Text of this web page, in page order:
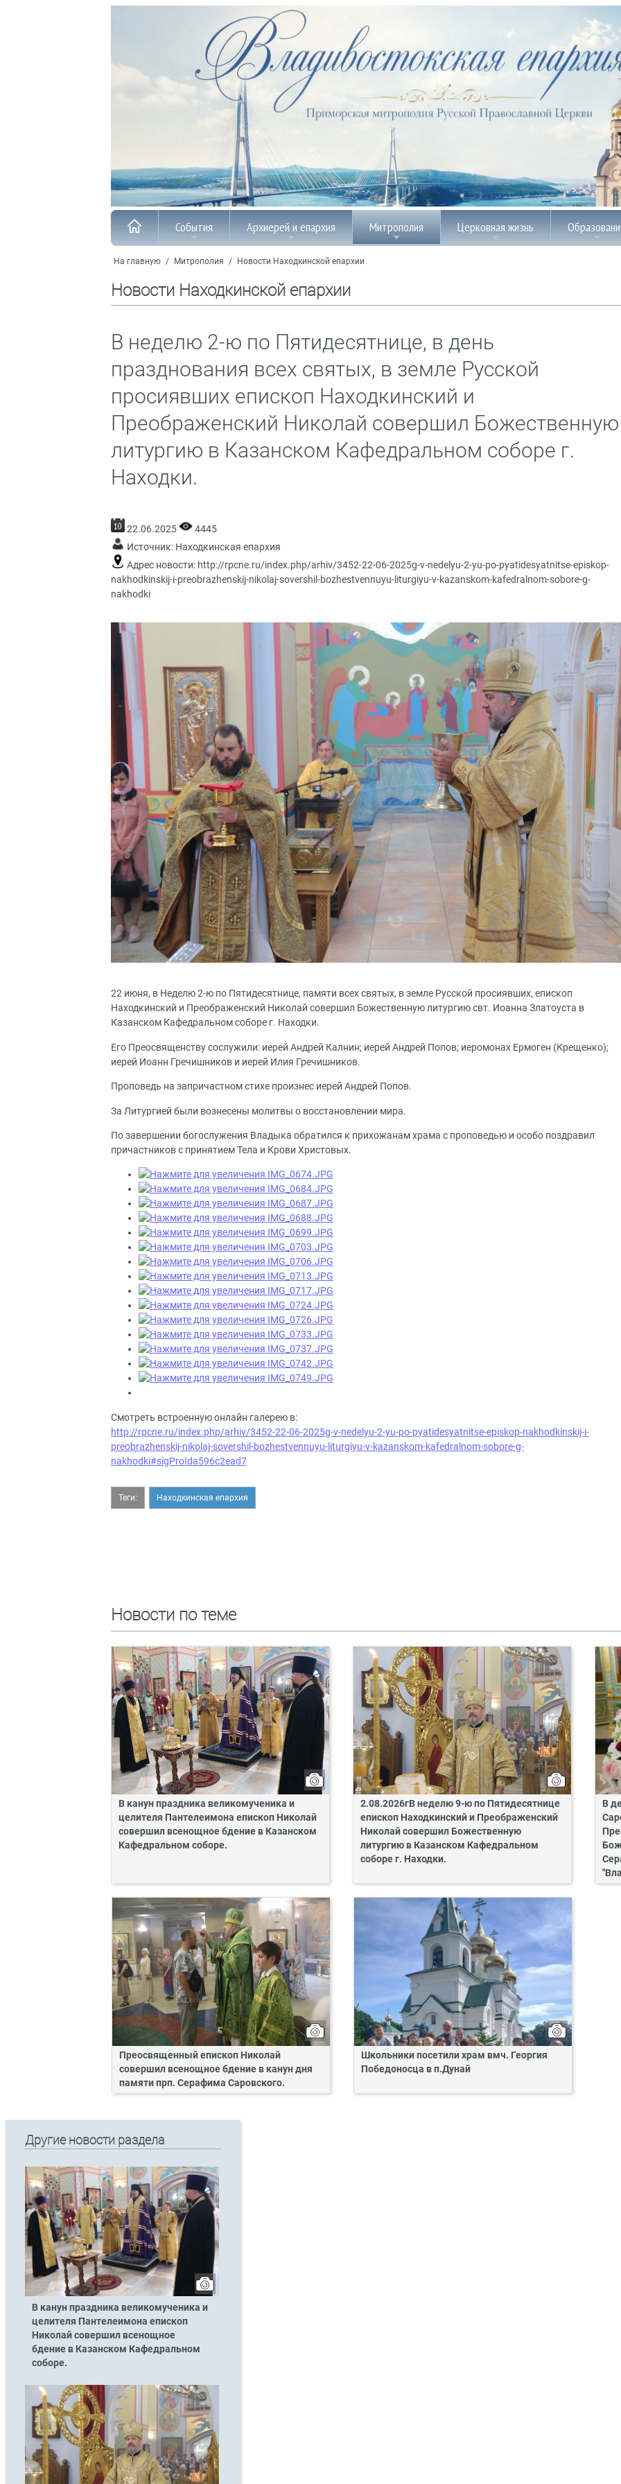
События Архиерей и епархия Митрополия Церковная жизнь
На главную / Митрополия / Новости Находкинской епархии
Новости Находкинской епархии
В неделю 2-ю по Пятидесятнице, в день
празднования всех святых, в земле Русской
просиявших епископ Находкинский и
Преображенский Николай совершил Божественную
литургию в Казанском Кафедральном соборе г.
Находки.
22.06.2025
4445
Источник: Находкинская епархия
Адрес новости: http://rpcne.ru/index.php/arhiv/3452-22-06-2025g-v-nedelyu-2-yu-po-pyatidesyatnitse-episkop-
nakhodkinskij-i-preobrazhenskij-nikolaj-sovershil-bozhestvennuyu-liturgiyu-v-kazanskom-kafedralnom-sobore-g-
nakhodki
22 июня, в Неделю 2-ю по Пятидесятнице, памяти всех святых, в земле Русской просиявших, епископ
Находкинский и Преображенский Николай совершил Божественную литургию свт. Иоанна Златоуста в
Казанском Кафедральном соборе г. Находки.
Его Преосвященству сослужили: иерей Андрей Калнин; иерей Андрей Попов; иеромонах Ермоген (Крещенко);
иерей Иоанн Гречишников и иерей Илия Гречишников.
Проповедь на запричастном стихе произнес иерей Андрей Попов.
За Литургией были вознесены молитвы о восстановлении мира.
По завершении богослужения Владыка обратился к прихожанам храма с проповедью и особо поздравил
причастников с принятием Тела и Крови Христовых.
Смотреть встроенную онлайн галерею в:
http://rpcne.ru/index.php/arhiv/3452-22-06-2025g-v-nedelyu-2-yu-po-pyatidesyatnitse-episkop-nakhodkinskij-i-
preobrazhenskij-nikolaj-sovershil-bozhestvennuyu-liturgiyu-v-kazanskom-kafedralnom-sobore-g-
nakhodki#sigProIda596c2ead7
Теги: Находкинская епархия
Новости по теме
В канун праздника великомученика и
целителя Пантелеимона епископ Николай
совершил всенощное бдение в Казанском
Кафедральном соборе.
2.08.2026гВ неделю 9-ю по Пятидесятнице
епископ Находкинский и Преображенский
Николай совершил Божественную
литургию в Казанском Кафедральном
соборе г. Находки.
В
Преосвященный епископ Николай
совершил всенощное бдение в канун дня
памяти прп. Серафима Саровского.
Школьники посетили храм вмч. Георгия
Победоносца в п.Дунай
Другие новости раздела
В канун праздника великомученика и
целителя Пантелеимона епископ
Николай совершил всенощное
бдение в Казанском Кафедральном
соборе.